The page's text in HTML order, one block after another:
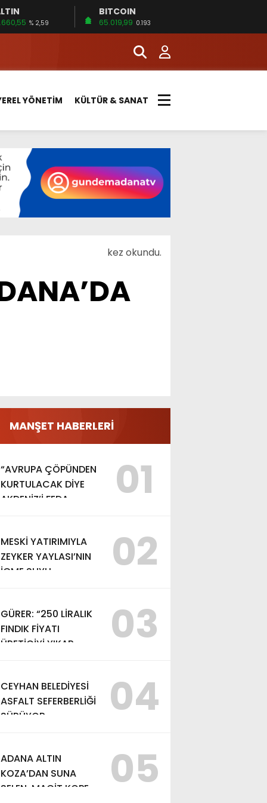
% 2,59
BITCOIN
65.019,99 0.193
YÖNETİM KÜLTÜR & SANAT
kez okundu.
MANŞET HABERLERİ
“AVRUPA ÇÖPÜNDEN
KURTULACAK DİYE
AKDENİZ’İ FEDA
01
MESKİ YATIRIMIYLA
ZEYKER YAYLASI’NIN
İÇME SUYU
02
GÜRER: “250 LİRALIK
FINDIK FİYATI
ÜRETİCİYİ YIKAR,
03
CEYHAN BELEDİYESİ
ASFALT SEFERBERLİĞİ
SÜRÜYOR
04
ADANA ALTIN
KOZA’DAN SUNA
SELEN, MACİT KOPER
05